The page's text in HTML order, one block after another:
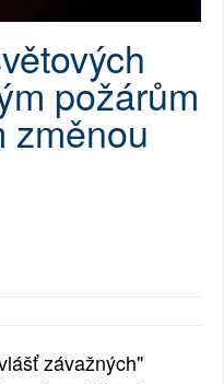
požárům
změnou
závažných"